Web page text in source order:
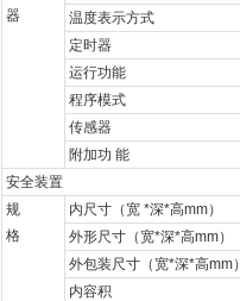
器
温度表示方式
定时器
运行功能
程序模式
传感器
附加功 能
安全装置
规
格
内尺寸（宽 *深*高mm）
外形尺寸（宽*深*高mm）
外包装尺寸（宽*深*高mm）
内容积